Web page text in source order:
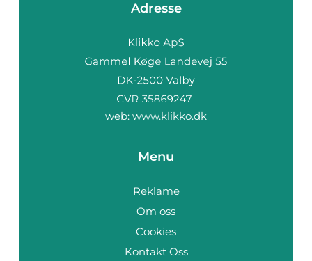
Adresse
web: www.klikko.dk
Menu
Reklame
Om oss
Cookies
Kontakt Oss